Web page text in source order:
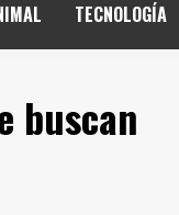
TECNOLOGÍA
buscan